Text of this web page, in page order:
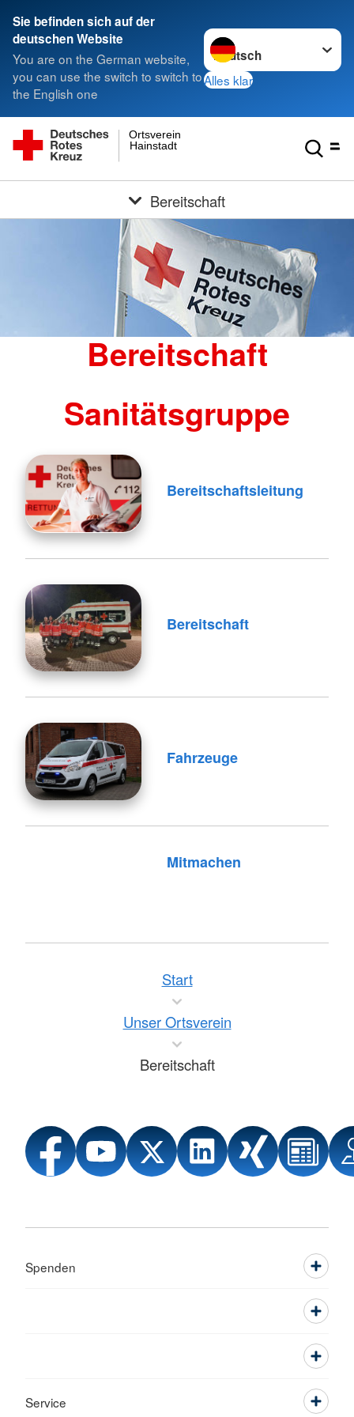
Sie befinden sich auf der
deutschen Website
You are on the German website,
you can use the switch to switch to
the English one
Sprache wechseln zu
Alles klar
Hainstadt
Ortsverein
Bereitschaft
Bereitschaft
Sanitätsgruppe
Bereitschaftsleitung
Bereitschaft
Fahrzeuge
Mitmachen
Start
Unser Ortsverein
Bereitschaft
Spenden
Service